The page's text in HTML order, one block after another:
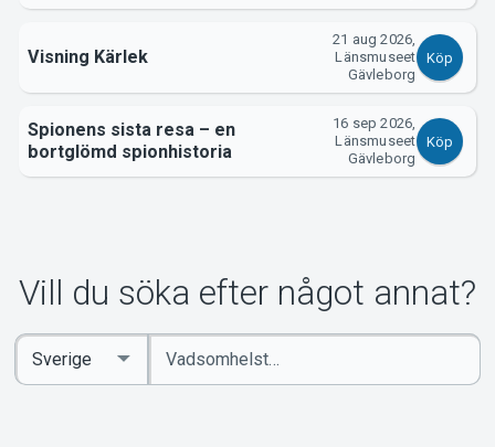
Visning Kärlek
21 aug 2026,
Länsmuseet
Gävleborg
Köp
Spionens sista resa – en
bortglömd spionhistoria
16 sep 2026,
Länsmuseet
Gävleborg
Köp
Vill du söka efter något annat?
Ange
sökord
Select
Country